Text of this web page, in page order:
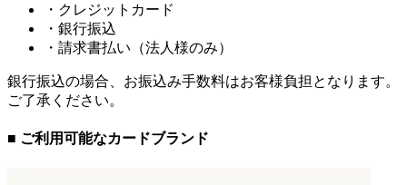
・クレジットカード
・銀行振込
・請求書払い（法人様のみ）
銀行振込の場合、お振込み手数料はお客様負担となります。
ご了承ください。
■ ご利用可能なカードブランド